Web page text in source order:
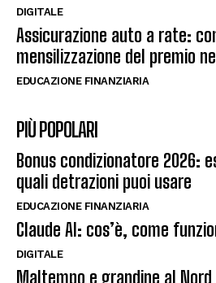
DIGITALE
Assicurazione auto a rate:
mensilizzazione del premio
EDUCAZIONE FINANZIARIA
PIÙ POPOLARI
Bonus condizionatore 2026:
quali detrazioni puoi usare
EDUCAZIONE FINANZIARIA
Claude AI: cos’è, come
DIGITALE
Maltempo e grandine al